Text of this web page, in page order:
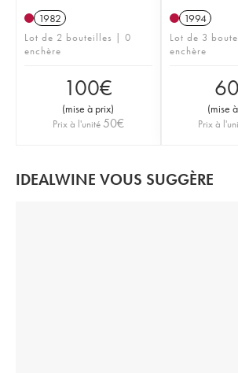
1982
Lot de 2 bouteilles | 0
enchère
100€
(mise à prix)
Prix à l'unité 50€
1994
Lot de 3
enchère
(mise
Prix à
IDEALWINE VOUS SUGGÈRE